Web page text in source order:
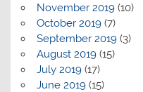
November 2019(10)
October 2019(7)
September 2019(3)
August 2019(15)
July 2019(17)
June 2019(15)